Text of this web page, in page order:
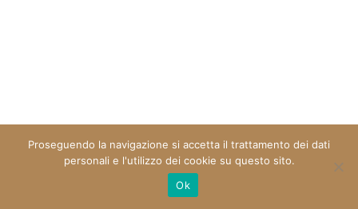
Proseguendo la navigazione si accetta il trattamento dei dati
personali e l'utilizzo dei cookie su questo sito.
Ok